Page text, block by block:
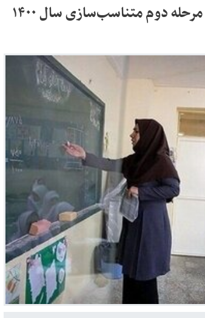
خبر مهم برای معلمان بازنشسته/ مرحله دوم متناسب‌سازی سال ۱۴۰۰